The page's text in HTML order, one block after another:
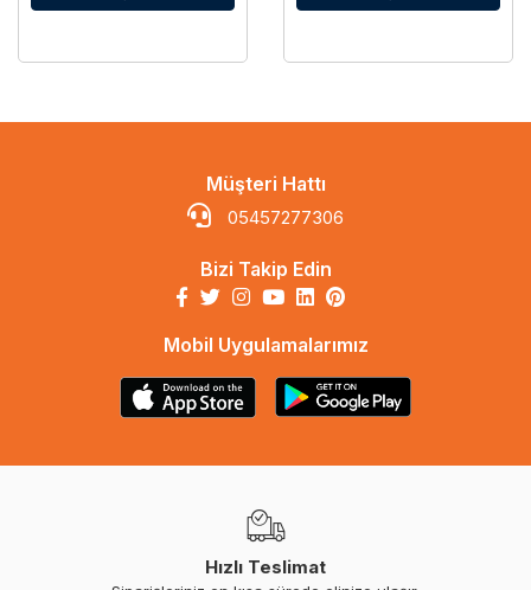
Müşteri Hattı
05457277306
Bizi Takip Edin
Mobil Uygulamalarımız
Hızlı Teslimat